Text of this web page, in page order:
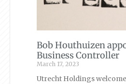
Bob Houthuizen
Business Controller
March 17, 2023
Utrecht Holdings